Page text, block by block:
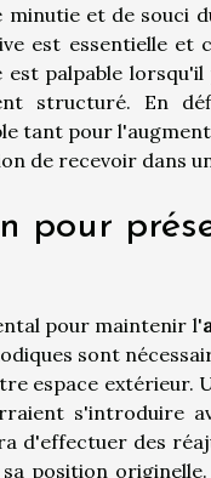
et de souci
est essentielle et
palpable
structuré. En
tant pour
de recevoir dans
pour
pour maintenir l'
sont
espace extérieur.
s'introduire
d'effectuer des
position originelle.